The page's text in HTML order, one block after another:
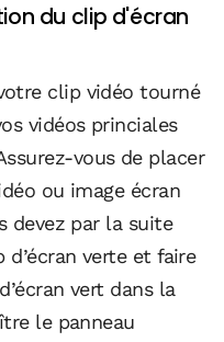
du clip d'écran
clip vidéo tourné
vidéos princiales
vous de placer
ou image écran
devez par la suite
verte et faire
vert dans la
le panneau